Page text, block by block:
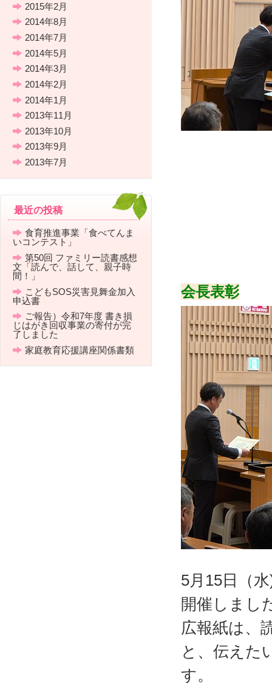
会長表彰
5月15日（
開催しまし
広報紙は、
と、伝えた
す。
2015年2月
2014年8月
2014年7月
2014年5月
2014年3月
2014年2月
2014年1月
2013年11月
2013年10月
2013年9月
2013年7月
最近の投稿
食育推進事業「食べてんま
いコンテスト」
第50回 ファミリー読書感想
文「読んで、話して、親子時
間！」
こどもSOS災害見舞金加入
申込書
ご報告）令和7年度 書き損
じはがき回収事業の寄付が完
了しました
家庭教育応援講座関係書類